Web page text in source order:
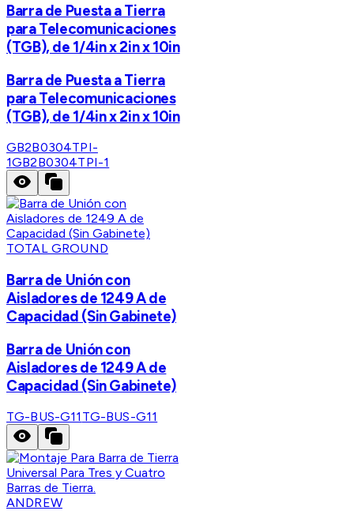
Barra de Puesta a Tierra
para Telecomunicaciones
(TGB), de 1/4in x 2in x 10in
Barra de Puesta a Tierra
para Telecomunicaciones
(TGB), de 1/4in x 2in x 10in
GB2B0304TPI-
1GB2B0304TPI-1
TOTAL GROUND
Barra de Unión con
Aisladores de 1249 A de
Capacidad (Sin Gabinete)
Barra de Unión con
Aisladores de 1249 A de
Capacidad (Sin Gabinete)
TG-BUS-G11 TG-BUS-G11
ANDREW